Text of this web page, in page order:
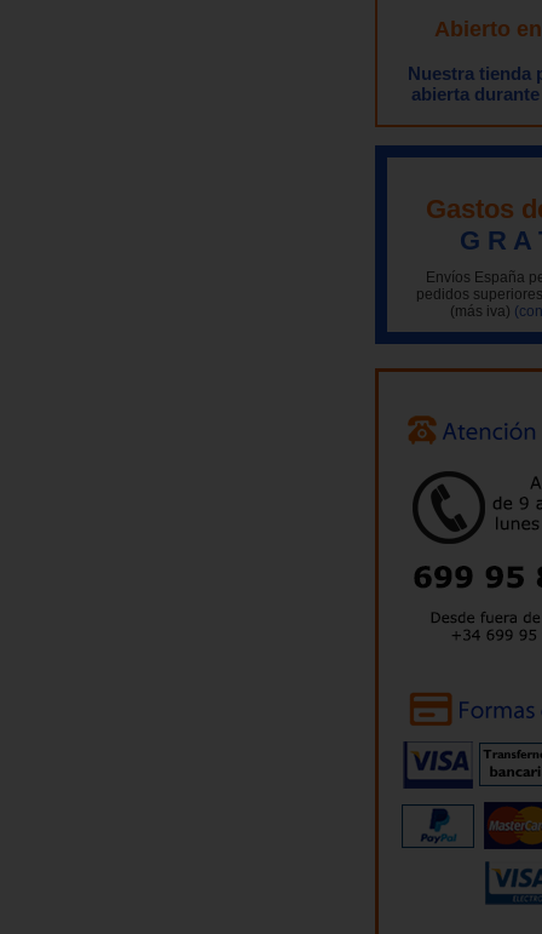
Abierto
Nuestra tienda
abierta
Gastos
G R A
Envíos España
pedidos
(más iva)